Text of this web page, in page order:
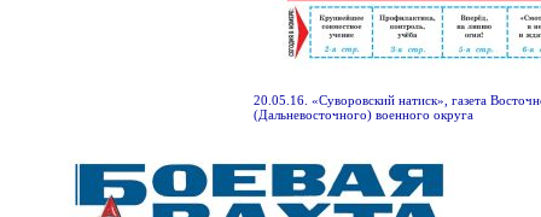
20.05.16. «Суворовский натиск», газета
(Дальневосточного) военного округа